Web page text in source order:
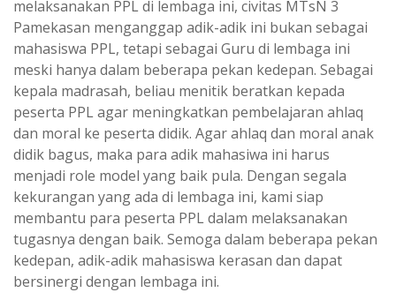
melaksanakan PPL di lembaga ini, civitas MTsN 3
Pamekasan menganggap adik-adik ini bukan sebagai
mahasiswa PPL, tetapi sebagai Guru di lembaga ini
meski hanya dalam beberapa pekan kedepan. Sebagai
kepala madrasah, beliau menitik beratkan kepada
peserta PPL agar meningkatkan pembelajaran ahlaq
dan moral ke peserta didik. Agar ahlaq dan moral anak
didik bagus, maka para adik mahasiwa ini harus
menjadi role model yang baik pula. Dengan segala
kekurangan yang ada di lembaga ini, kami siap
membantu para peserta PPL dalam melaksanakan
tugasnya dengan baik. Semoga dalam beberapa pekan
kedepan, adik-adik mahasiswa kerasan dan dapat
bersinergi dengan lembaga ini.